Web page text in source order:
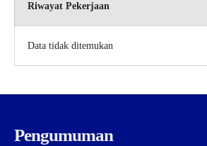
Riwayat Pekerjaan
Data tidak ditemukan
Pengumuman